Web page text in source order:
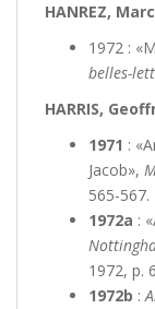
HANREZ, Marc
1972 :
belles-
HARRIS,
1971 :
Jacob»,
565-567.
1972a :
1972, p.
1972b :